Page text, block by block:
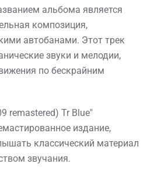
альбома является
композиция,
автобанами. Этот трек
звуки и мелодии,
по бескрайним
remastered) Tr Blue"
издание,
классический материал
звучания.